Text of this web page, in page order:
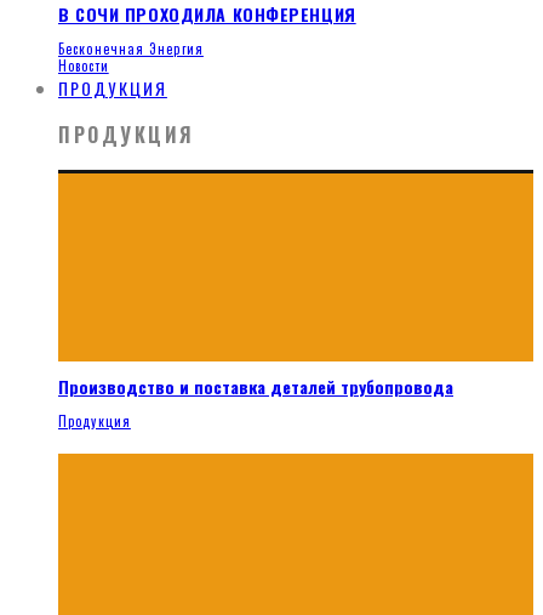
В СОЧИ ПРОХОДИЛА КОНФЕРЕНЦИЯ
Бесконечная Энергия
Новости
ПРОДУКЦИЯ
ПРОДУКЦИЯ
Производство и поставка деталей трубопровода
Продукция